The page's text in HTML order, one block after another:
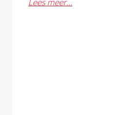
Lees meer…